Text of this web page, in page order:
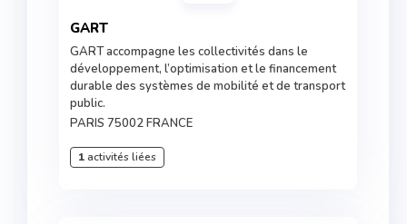
GART
GART accompagne les collectivités dans le
développement, l’optimisation et le financement
durable des systèmes de mobilité et de transport
public.
PARIS 75002 FRANCE
1activités liées